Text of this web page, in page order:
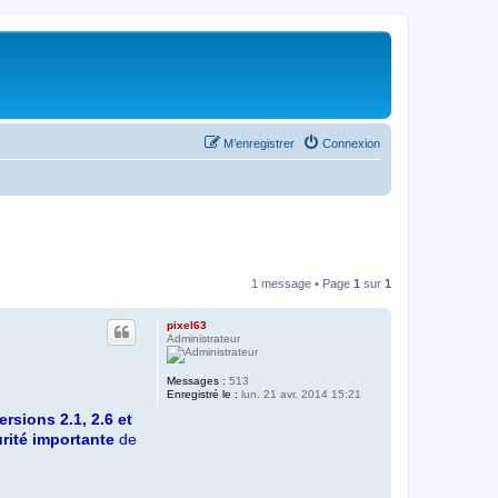
Connexion
M’enregistrer
1 message • Page 1 sur 1
pixel63
Administrateur
Messages : 513
Enregistré le : lun. 21 avr. 2014 15:21
2.1, 2.6 et
importante de